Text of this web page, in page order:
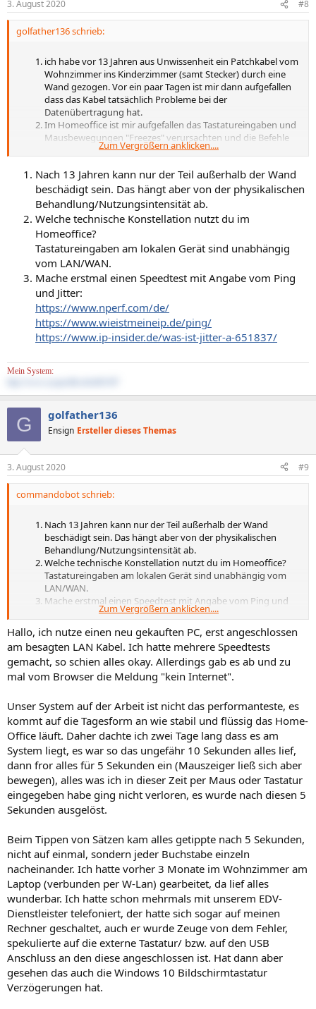
3. August 2020 #8
golfather136 schrieb:
ich habe vor 13 Jahren aus Unwissenheit ein Patchkabel vom
Wohnzimmer ins Kinderzimmer (samt Stecker) durch eine
Wand gezogen. Vor ein paar Tagen ist mir dann aufgefallen
dass das Kabel tatsächlich Probleme bei der
Datenübertragung hat.
Im Homeoffice ist mir aufgefallen das Tastatureingaben und
Mausbewegungen "Freezes" verursachten und die Befehle
dann anschließend verzögert ausgelöst wurden, hatte schon
Jetzt will ich ca. 5 Meter Verlegekabel durch die Wand ziehen
und an beiden Enden ein Keystone Jack Modul anbringen,
anschließend den PC und den Router mit einem jeweils 1
Meter Patchkabel an die Keystone Module anschließen.
Zum Vergrößern anklicken....
Nach 13 Jahren kann nur der Teil außerhalb der Wand
beschädigt sein. Das hängt aber von der physikalischen
Behandlung/Nutzungsintensität ab.
Welche technische Konstellation nutzt du im
Homeoffice?
Tastatureingaben am lokalen Gerät sind unabhängig
vom LAN/WAN.
Mache erstmal einen Speedtest mit Angabe vom Ping
und Jitter:
https://www.nperf.com/de/
https://www.wieistmeineip.de/ping/
https://www.ip-insider.de/was-ist-jitter-a-651837/
Mein System:
G golfather136
Ensign Ersteller dieses Themas
3. August 2020 #9
commandobot schrieb:
Nach 13 Jahren kann nur der Teil außerhalb der Wand
beschädigt sein. Das hängt aber von der physikalischen
Behandlung/Nutzungsintensität ab.
Welche technische Konstellation nutzt du im Homeoffice?
Tastatureingaben am lokalen Gerät sind unabhängig vom
LAN/WAN.
Mache erstmal einen Speedtest mit Angabe vom Ping und
https://www.nperf.com/de/
https://www.wieistmeineip.de/ping/
https://www.ip-insider.de/was-ist-jitter-a-651837/
Zum Vergrößern anklicken....
Hallo, ich nutze einen neu gekauften PC, erst angeschlossen
am besagten LAN Kabel. Ich hatte mehrere Speedtests
gemacht, so schien alles okay. Allerdings gab es ab und zu
mal vom Browser die Meldung "kein Internet".
Unser System auf der Arbeit ist nicht das performanteste, es
kommt auf die Tagesform an wie stabil und flüssig das Home-
Office läuft. Daher dachte ich zwei Tage lang dass es am
System liegt, es war so das ungefähr 10 Sekunden alles lief,
dann fror alles für 5 Sekunden ein (Mauszeiger ließ sich aber
bewegen), alles was ich in dieser Zeit per Maus oder Tastatur
eingegeben habe ging nicht verloren, es wurde nach diesen 5
Sekunden ausgelöst.
Beim Tippen von Sätzen kam alles getippte nach 5 Sekunden,
nicht auf einmal, sondern jeder Buchstabe einzeln
nacheinander. Ich hatte vorher 3 Monate im Wohnzimmer am
Laptop (verbunden per W-Lan) gearbeitet, da lief alles
wunderbar. Ich hatte schon mehrmals mit unserem EDV-
Dienstleister telefoniert, der hatte sich sogar auf meinen
Rechner geschaltet, auch er wurde Zeuge von dem Fehler,
spekulierte auf die externe Tastatur/ bzw. auf den USB
Anschluss an den diese angeschlossen ist. Hat dann aber
gesehen das auch die Windows 10 Bildschirmtastatur
Verzögerungen hat.